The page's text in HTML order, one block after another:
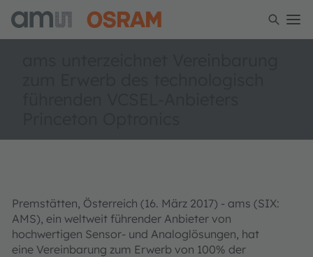
Premstätten, Österreich (16. März 2017) - ams (SIX:
AMS), ein weltweit führender Anbieter von
hochwertigen Sensor- und Analoglösungen, hat
eine Vereinbarung zum Erwerb von 100% der